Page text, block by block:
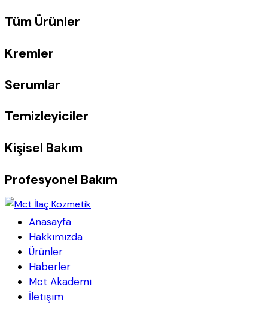
Tüm Ürünler
Kremler
Serumlar
Temizleyiciler
Kişisel Bakım
Profesyonel Bakım
Anasayfa
Hakkımızda
Ürünler
Haberler
Mct Akademi
İletişim